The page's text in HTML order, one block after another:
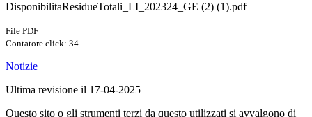
DisponibilitaResidueTotali_LI_202324_GE (2) (1).pdf
File PDF
Contatore click: 34
Notizie
Ultima revisione il 17-04-2025
Questo sito o gli strumenti terzi da questo utilizzati si avvalgono di